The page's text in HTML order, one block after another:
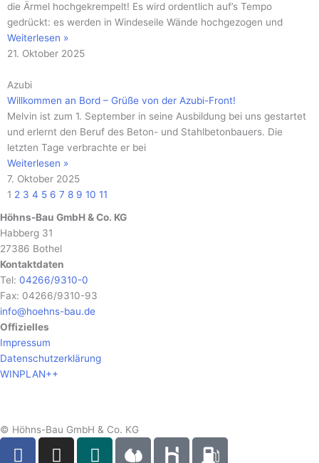
die Ärmel hochgekrempelt! Es wird ordentlich auf’s Tempo
gedrückt: es werden in Windeseile Wände hochgezogen und
Weiterlesen »
21. Oktober 2025
Azubi
Willkommen an Bord – Grüße von der Azubi-Front!
Melvin ist zum 1. September in seine Ausbildung bei uns gestartet
und erlernt den Beruf des Beton- und Stahlbetonbauers. Die
letzten Tage verbrachte er bei
Weiterlesen »
7. Oktober 2025
1 2 3 4 5 6 7 8 9 10 11
Höhns-Bau GmbH & Co. KG
Habberg 31
27386 Bothel
Kontaktdaten
Tel: 04266/9310-0
Fax: 04266/9310-93
info@hoehns-bau.de
Offizielles
Impressum
Datenschutzerklärung
WINPLAN++
© Höhns-Bau GmbH & Co. KG
F
I
X